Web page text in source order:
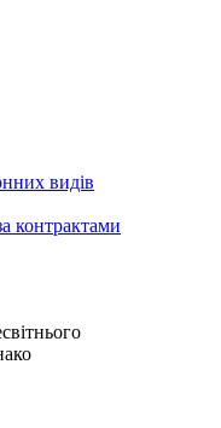
видів
контрактами